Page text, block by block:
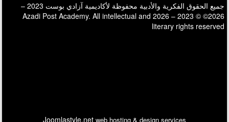
جميع الحقوق الفكرية والأدبية محفوظة لأكاديمية آزادي بوست 2023 –
2026© © 2023 – 2026 Azadi Post Academy. All intellectual and
literary rights reserved
Joomlastyle.net web hosting & design services